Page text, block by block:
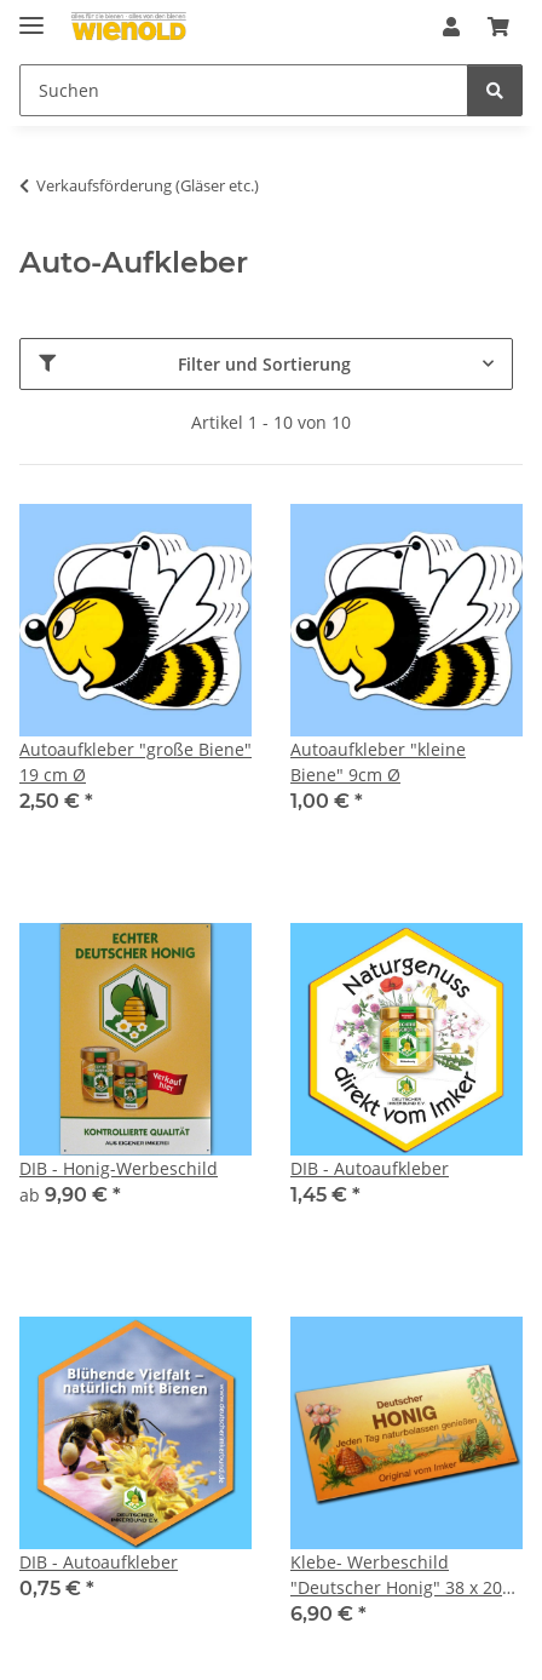
Verkaufsförderung (Gläser etc.)
Auto-Aufkleber
Filter und Sortierung
Artikel 1 - 10 von 10
Autoaufkleber "große Biene"
19 cm Ø
2,50 € *
Autoaufkleber "kleine
Biene" 9cm Ø
1,00 € *
DIB - Honig-Werbeschild
ab 9,90 € *
DIB - Autoaufkleber
1,45 € *
DIB - Autoaufkleber
0,75 € *
Klebe- Werbeschild
"Deutscher Honig" 38 x 20
cm
6,90 € *